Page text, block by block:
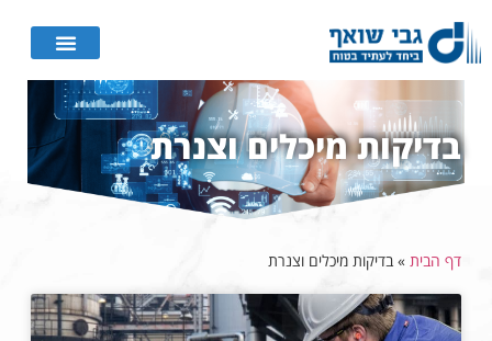
בדיקות מיכלים וצנרת
דף הבית » בדיקות מיכלים וצנרת